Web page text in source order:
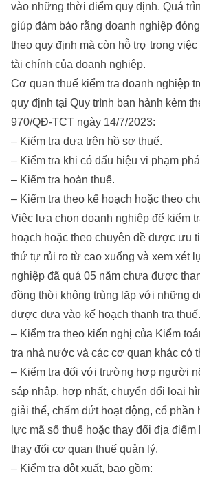
vào những thời điểm quy định. Quá
giúp đảm bảo rằng doanh nghiệp
theo quy định mà còn hỗ trợ trong
tài chính của doanh nghiệp.
Cơ quan thuế kiểm tra doanh nghiệp
quy định tại Quy trình ban hành kèm
970/QĐ-TCT ngày 14/7/2023:
– Kiểm tra dựa trên hồ sơ thuế.
– Kiểm tra khi có dấu hiệu vi phạm
– Kiểm tra hoàn thuế.
– Kiểm tra theo kế hoạch hoặc theo
Việc lựa chọn doanh nghiệp để kiểm
hoạch hoặc theo chuyên đề được ưu
thứ tự rủi ro từ cao xuống và xem xét
nghiệp đã quá 05 năm chưa được
đồng thời không trùng lặp với những
được đưa vào kế hoạch thanh tra thuế.
– Kiểm tra theo kiến nghị của Kiểm
tra nhà nước và các cơ quan khác có
– Kiểm tra đối với trường hợp người
sáp nhập, hợp nhất, chuyển đổi loại
giải thể, chấm dứt hoạt động, cổ phần
lực mã số thuế hoặc thay đổi địa
thay đổi cơ quan thuế quản lý.
– Kiểm tra đột xuất, bao gồm: